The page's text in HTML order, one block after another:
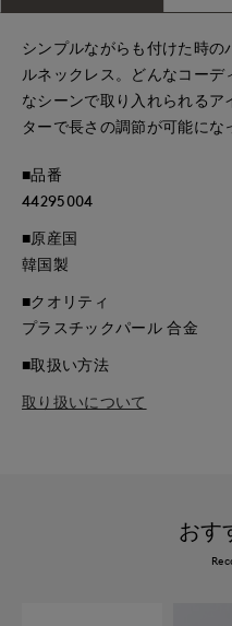
シンプルながらも付けた時
ルネックレス。どんなコーデ
なシーンで取り入れられるア
ターで長さの調節が可能にな
■品番
44295004
■原産国
韓国製
■クオリティ
プラスチックパール 合金
■取扱い方法
取り扱いについて
おす